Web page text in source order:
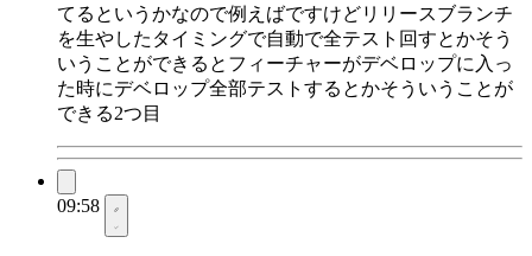
てるというかなので例えばですけどリリースブランチ
を生やしたタイミングで自動で全テスト回すとかそう
いうことができるとフィーチャーがデベロップに入っ
た時にデベロップ全部テストするとかそういうことが
できる2つ目
09:58